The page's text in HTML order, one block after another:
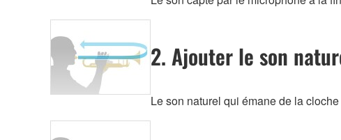
2. Ajouter le son
Le son naturel qui émane de la